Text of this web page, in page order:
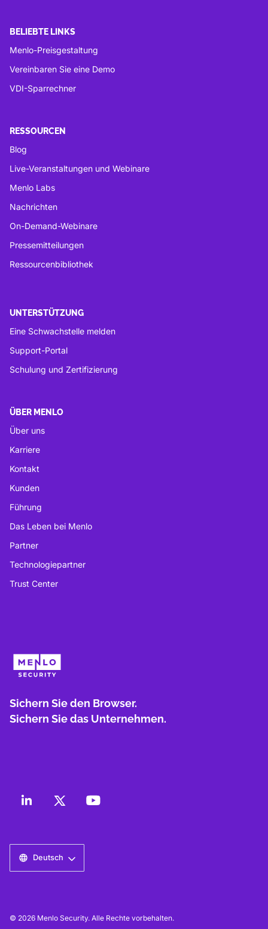
BELIEBTE LINKS
Menlo-Preisgestaltung
Vereinbaren Sie eine Demo
VDI-Sparrechner
RESSOURCEN
Blog
Live-Veranstaltungen und Webinare
Menlo Labs
Nachrichten
On-Demand-Webinare
Pressemitteilungen
Ressourcenbibliothek
UNTERSTÜTZUNG
Eine Schwachstelle melden
Support-Portal
Schulung und Zertifizierung
ÜBER MENLO
Über uns
Karriere
Kontakt
Kunden
Führung
Das Leben bei Menlo
Partner
Technologiepartner
Trust Center
Sichern Sie den Browser.
Sichern Sie das Unternehmen.
Deutsch
© 2026 Menlo Security. Alle Rechte vorbehalten.